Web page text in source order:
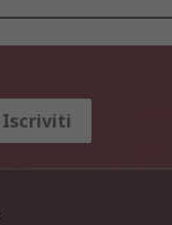
Iscriviti